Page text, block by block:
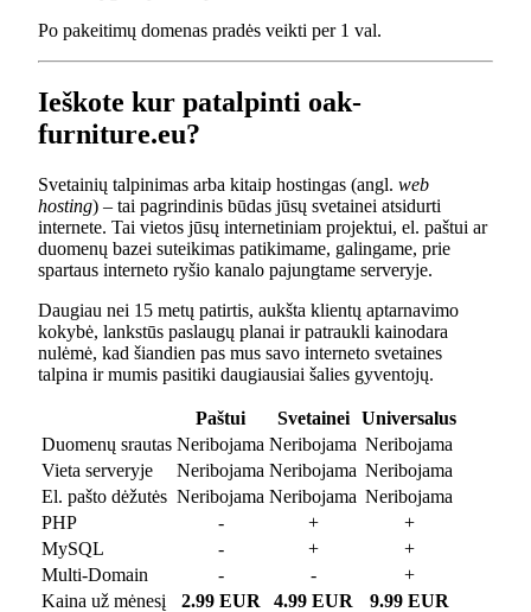
Po pakeitimų domenas pradės veikti per 1 val.
Ieškote kur patalpinti oak-
furniture.eu?
Svetainių talpinimas arba kitaip hostingas (angl. web
hosting) – tai pagrindinis būdas jūsų svetainei atsidurti
internete. Tai vietos jūsų internetiniam projektui, el. paštui ar
duomenų bazei suteikimas patikimame, galingame, prie
spartaus interneto ryšio kanalo pajungtame serveryje.
Daugiau nei 15 metų patirtis, aukšta klientų aptarnavimo
kokybė, lankstūs paslaugų planai ir patraukli kainodara
nulėmė, kad šiandien pas mus savo interneto svetaines
talpina ir mumis pasitiki daugiausiai šalies gyventojų.
Paštui Svetainei
Universalus
Duomenų srautas Neribojama Neribojama Neribojama
Vieta serveryje
Neribojama Neribojama Neribojama
El. pašto dėžutės Neribojama Neribojama Neribojama
PHP
- +
+
MySQL
- +
+
Multi-Domain
- -
+
Kaina už mėnesį
2.99 EUR 4.99 EUR 9.99 EUR